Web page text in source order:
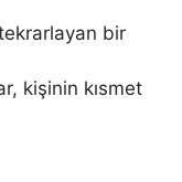
bir
kişinin kısmet